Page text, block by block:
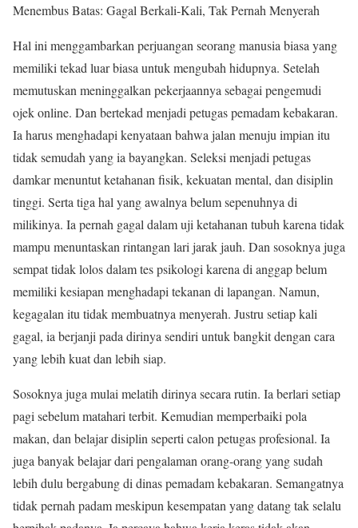
Menembus Batas: Gagal Berkali-Kali, Tak Pernah Menyerah
Hal ini menggambarkan perjuangan seorang manusia biasa yang
memiliki tekad luar biasa untuk mengubah hidupnya. Setelah
memutuskan meninggalkan pekerjaannya sebagai pengemudi
ojek online. Dan bertekad menjadi petugas pemadam kebakaran.
Ia harus menghadapi kenyataan bahwa jalan menuju impian itu
tidak semudah yang ia bayangkan. Seleksi menjadi petugas
damkar menuntut ketahanan fisik, kekuatan mental, dan disiplin
tinggi. Serta tiga hal yang awalnya belum sepenuhnya di
milikinya. Ia pernah gagal dalam uji ketahanan tubuh karena tidak
mampu menuntaskan rintangan lari jarak jauh. Dan sosoknya juga
sempat tidak lolos dalam tes psikologi karena di anggap belum
memiliki kesiapan menghadapi tekanan di lapangan. Namun,
kegagalan itu tidak membuatnya menyerah. Justru setiap kali
gagal, ia berjanji pada dirinya sendiri untuk bangkit dengan cara
yang lebih kuat dan lebih siap.
Sosoknya juga mulai melatih dirinya secara rutin. Ia berlari setiap
pagi sebelum matahari terbit. Kemudian memperbaiki pola
makan, dan belajar disiplin seperti calon petugas profesional. Ia
juga banyak belajar dari pengalaman orang-orang yang sudah
lebih dulu bergabung di dinas pemadam kebakaran. Semangatnya
tidak pernah padam meskipun kesempatan yang datang tak selalu